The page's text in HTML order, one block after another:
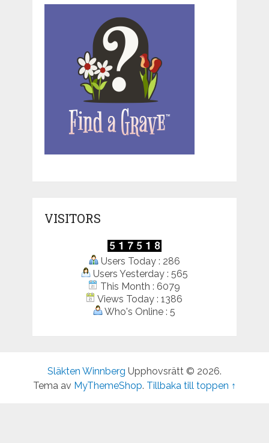
VISITORS
Users Today : 286
Users Yesterday : 565
This Month : 6079
Views Today : 1386
Who's Online : 5
Släkten Winnberg Upphovsrätt © 2026.
Tema av MyThemeShop. Tillbaka till toppen ↑